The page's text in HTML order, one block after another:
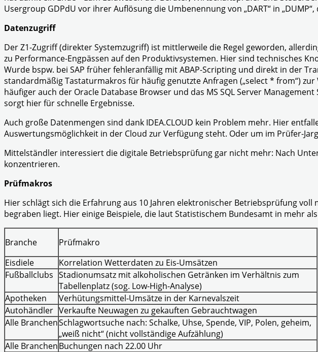
Usergroup GDPdU vor ihrer Auflösung die Umbenennung von „DART“ in
Datenzugriff
Der Z1-Zugriff (direkter Systemzugriff) ist mittlerweile die Regel geworden,
zu Performance-Engpässen auf den Produktivsystemen. Hier sind technisches
Wurde bspw. bei SAP früher fehleranfällig mit ABAP-Scripting und direkt in der
standardmäßig Tastaturmakros für häufig genutzte Anfragen („select * from“)
häufiger auch der Oracle Database Browser und das MS SQL Server
sorgt hier für schnelle Ergebnisse.
Auch große Datenmengen sind dank IDEA.CLOUD kein Problem mehr. Hier
Auswertungsmöglichkeit in der Cloud zur Verfügung steht. Oder um im Prüfer-
Mittelständler interessiert die digitale Betriebsprüfung gar nicht mehr: Nach
konzentrieren.
Prüfmakros
Hier schlägt sich die Erfahrung aus 10 Jahren elektronischer Betriebsprüfung
begraben liegt. Hier einige Beispiele, die laut Statistischem Bundesamt in mehr
Branche
Prüfmakro
Eisdiele
Korrelation Wetterdaten zu Eis-Umsätzen
Fußballclubs Stadionumsatz mit alkoholischen Getränken im Verhältnis zum
Tabellenplatz (sog. Low-High-Analyse)
Apotheken
Verhütungsmittel-Umsätze in der Karnevalszeit
Autohändler Verkaufte Neuwagen zu gekauften Gebrauchtwagen
Alle BranchenSchlagwortsuche nach: Schalke, Uhse, Spende, VIP, Polen, geheim,
„weiß nicht“ (nicht vollständige Aufzählung)
Alle BranchenBuchungen nach 22.00 Uhr